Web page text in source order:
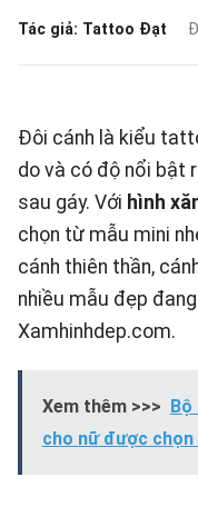
Tác giả: Tattoo Đạt
Đôi cánh là kiểu
do và có độ nổi bật
sau gáy. Với hình
chọn từ mẫu mini
cánh thiên thần,
nhiều mẫu đẹp
Xamhinhdep.com.
Xem thêm >>> Bộ
cho nữ được chọn